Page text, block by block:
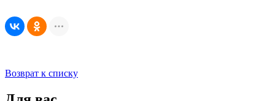
Возврат к списку